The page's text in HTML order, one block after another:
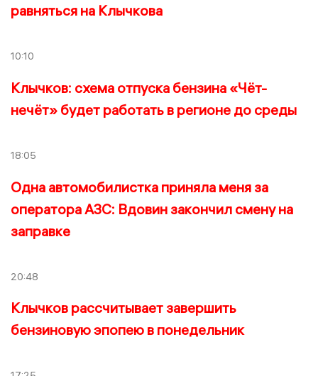
равняться на Клычкова
10:10
Клычков: схема отпуска бензина «Чёт-
нечёт» будет работать в регионе до среды
18:05
Одна автомобилистка приняла меня за
оператора АЗС: Вдовин закончил смену на
заправке
20:48
Клычков рассчитывает завершить
бензиновую эпопею в понедельник